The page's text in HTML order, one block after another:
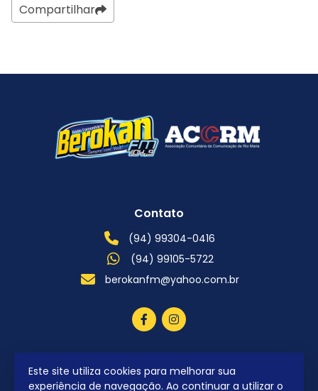
Compartilhar
Este site utiliza cookies para melhorar sua
experiência de navegação. Ao continuar a utilizar o
Contato
(94) 99304-0416
(94) 99105-5722
berokanfm@yahoo.com.br
2026 © Todos os direitos reservados.